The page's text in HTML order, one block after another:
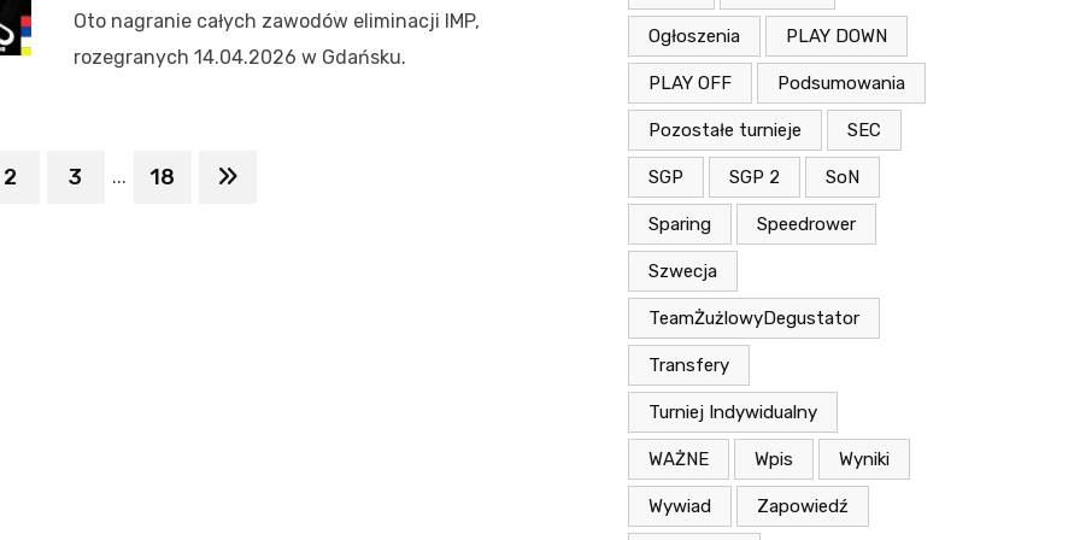
Oto nagranie całych zawodów eliminacji IMP,
rozegranych 14.04.2026 w Gdańsku.
2 3 ... 18
Ogłoszenia PLAY DOWN
PLAY OFF Podsumowania
Pozostałe turnieje SEC
SGP SGP 2 SoN
Sparing Speedrower
Szwecja
TeamŻużlowyDegustator
Transfery
Turniej Indywidualny
WAŻNE Wpis Wyniki
Wywiad Zapowiedź